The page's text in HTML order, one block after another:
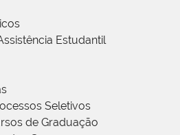
Estudantil
Seletivos
de Graduação